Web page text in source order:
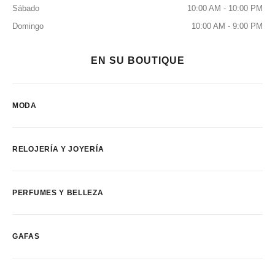
Sábado
10:00 AM - 10:00 PM
Domingo
10:00 AM - 9:00 PM
EN SU BOUTIQUE
MODA
RELOJERÍA Y JOYERÍA
PERFUMES Y BELLEZA
GAFAS